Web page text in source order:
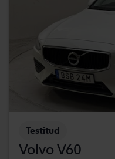
Testitud
Volvo V60